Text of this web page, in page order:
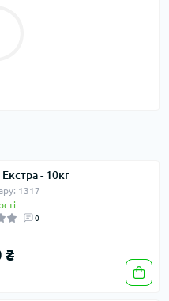
- 10кг
1317
0
₴